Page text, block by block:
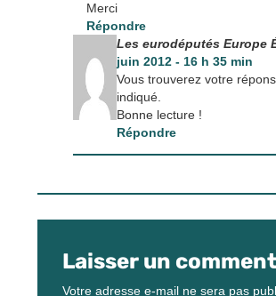
Merci
Répondre
Les eurodéputés Europe
juin 2012 - 16 h 35 min
Vous trouverez votre
indiqué.
Bonne lecture !
Répondre
Laisser un
Votre adresse e-mail ne sera pas